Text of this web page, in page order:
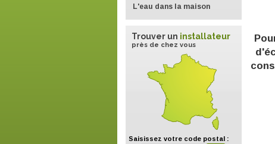
L'eau dans la maison
Trouver un installateur
près de chez vous
Saisissez votre code postal :